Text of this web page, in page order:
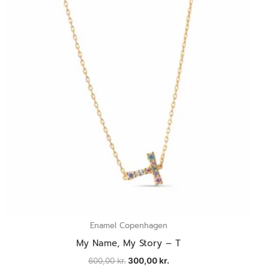
Enamel Copenhagen
My Name, My Story – T
600,00kr. 300,00kr.